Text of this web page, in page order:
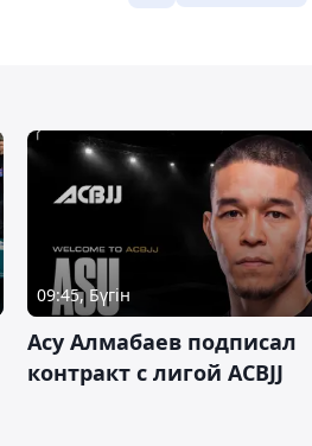
09:45, Бүгін
Асу Алмабаев подписал
контракт с лигой ACBJJ